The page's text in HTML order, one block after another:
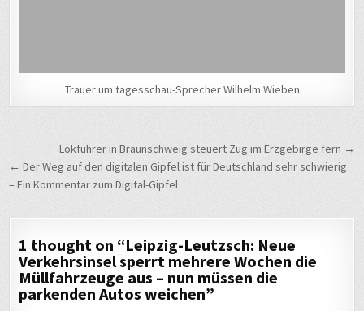
Trauer um tagesschau-Sprecher Wilhelm Wieben
Beitragsnavigation
Lokführer in Braunschweig steuert Zug im Erzgebirge fern →
← Der Weg auf den digitalen Gipfel ist für Deutschland sehr schwierig
– Ein Kommentar zum Digital-Gipfel
1 thought on “Leipzig-Leutzsch: Neue
Verkehrsinsel sperrt mehrere Wochen die
Müllfahrzeuge aus – nun müssen die
parkenden Autos weichen”